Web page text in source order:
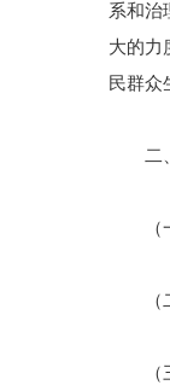
系和治
大的力
民群众
二、
（一
（二
（三